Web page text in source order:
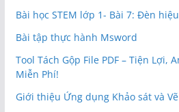
Bài học STEM lớp 1- Bài 7: Đèn
Bài tập thực hành Msword
Tool Tách Gộp File PDF – Tiện Lợi,
Miễn Phí!
Giới thiệu Ứng dụng Khảo sát và